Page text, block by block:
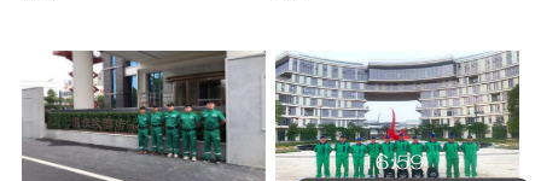
选择源头源材料、严控产
品质量，我们每一批的生
产产品都经过严格的质检
程序；生产车间为优吸总
案例【深圳安居乐寓】室
内空气治理项目深圳安居
乐寓 深圳市安居乐寓
例(学校工装节选)广州南沙
小学(珠江湾校区)项目地
址：广州市南沙区海滨路